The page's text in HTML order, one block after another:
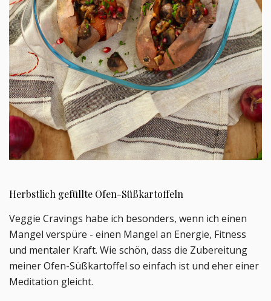
Herbstlich gefüllte Ofen-Süßkartoffeln
Veggie Cravings habe ich besonders, wenn ich einen
Mangel verspüre - einen Mangel an Energie, Fitness
und mentaler Kraft. Wie schön, dass die Zubereitung
meiner Ofen-Süßkartoffel so einfach ist und eher einer
Meditation gleicht.